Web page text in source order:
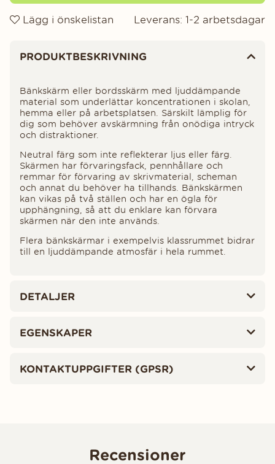
Lägg i önskelistan Leverans: 1-2 arbetsdagar
PRODUKTBESKRIVNING
Bänkskärm eller bordsskärm med ljuddämpande
material som underlättar koncentrationen i skolan,
hemma eller på arbetsplatsen. Särskilt lämplig för
dig som behöver avskärmning från onödiga intryck
och distraktioner.
Neutral färg som inte reflekterar ljus eller färg.
Skärmen har förvaringsfack, pennhållare och
remmar för förvaring av skrivmaterial, scheman
och annat du behöver ha tillhands. Bänkskärmen
kan vikas på två ställen och har en ögla för
upphängning, så att du enklare kan förvara
skärmen när den inte används.
Flera bänkskärmar i exempelvis klassrummet bidrar
till en ljuddämpande atmosfär i hela rummet.
DETALJER
EGENSKAPER
KONTAKTUPPGIFTER (GPSR)
Recensioner